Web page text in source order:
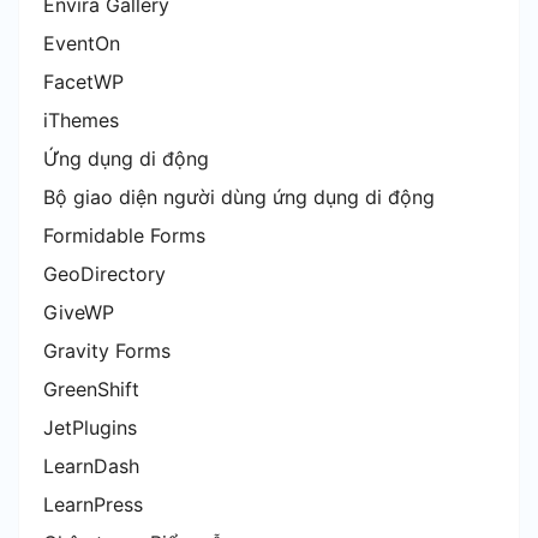
EventOn
FacetWP
iThemes
Ứng dụng di động
Bộ giao diện người dùng ứng dụng di động
Formidable Forms
GeoDirectory
GiveWP
Gravity Forms
GreenShift
JetPlugins
LearnDash
LearnPress